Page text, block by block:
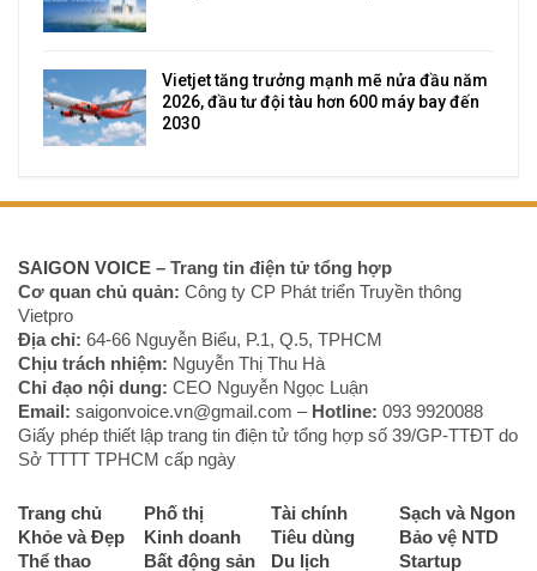
Vietjet tăng trưởng mạnh mẽ nửa đầu năm
2026, đầu tư đội tàu hơn 600 máy bay đến
2030
SAIGON VOICE – Trang tin điện tử tổng hợp
Cơ quan chủ quản: Công ty CP Phát triển Truyền thông
Vietpro
Địa chỉ: 64-66 Nguyễn Biểu, P.1, Q.5, TPHCM
Chịu trách nhiệm: Nguyễn Thị Thu Hà
Chỉ đạo nội dung: CEO Nguyễn Ngọc Luận
Email: saigonvoice.vn@gmail.com – Hotline: 093 9920088‬
Giấy phép thiết lập trang tin điện tử tổng hợp số 39/GP-TTĐT do
Sở TTTT TPHCM cấp ngày
Trang chủ Phố thị Tài chính
Sạch và Ngon
Khỏe và Đẹp
Kinh doanh Tiêu dùng
Bảo vệ NTD
Thể thao
Bất động sản Du lịch Startup